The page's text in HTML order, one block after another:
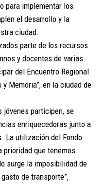
para implementar los
el desarrollo y la
ciudad.
parte de los recursos
y docentes de varias
del Encuentro Regional
Memoria”, en la ciudad de
jóvenes participen, se
enriquecedoras junto a
La utilización del Fondo
prioridad que tenemos
surge la imposibilidad de
de transporte”,